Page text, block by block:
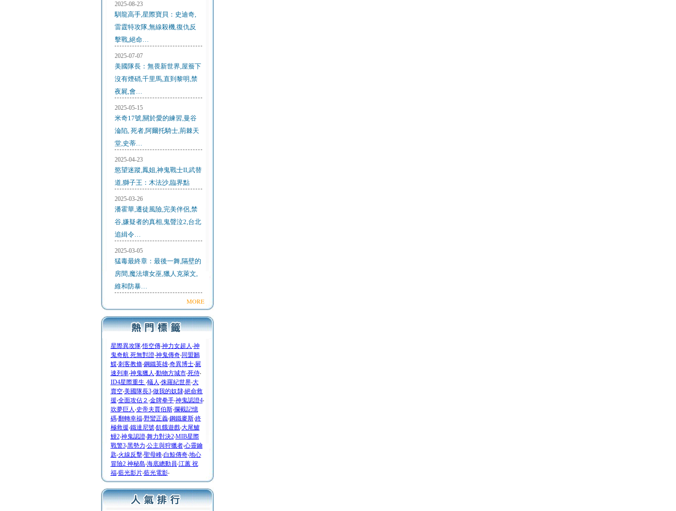
2025-08-23
馴龍高手,星際寶貝：史迪奇,
雷霆特攻隊,無線殺機,復仇反
擊戰,絕命…
2025-07-07
美國隊長：無畏新世界,屋簷下
沒有煙硝,千里馬,直到黎明,禁
夜屍,會…
2025-05-15
米奇17號,關於愛的練習,曼谷
淪陷, 死者,阿爾托騎士,荊棘天
堂,史蒂…
2025-04-23
慾望迷蹤,鳳姐,神鬼戰士II,武替
道,獅子王：木法沙,臨界點
2025-03-26
潘霍華,遷徒風險,完美伴侶,禁
谷,嫌疑者的真相,鬼聲泣2,台北
追緝令…
2025-03-05
猛毒最終章：最後一舞,隔壁的
房間,魔法壞女巫,獵人克萊文,
維和防暴…
MORE
星際異攻隊‧悟空傳‧神力女超人 ‧神
鬼奇航 死無對證‧神鬼傳奇‧同盟鶼
鰈‧刺客教條‧鋼鐵英雄‧奇異博士‧屍
速列車‧神鬼獵人 ‧動物方城市‧死侍‧
ID4星際重生 ‧蟻人 ‧侏羅紀世界‧大
賣空‧美國隊長3‧做我的奴隸‧絕命救
援‧全面攻佔２ ‧金牌拳手‧神鬼認證4‧
吹夢巨人 ‧史帝夫賈伯斯‧攔截記憶
碼‧翻轉幸福‧野蠻正義‧鋼鐵麥斯‧終
極救援‧鐵達尼號‧飢餓遊戲‧大尾鱸
鰻2‧神鬼認證‧舞力對決2‧MIB星際
戰警3‧黑勢力‧公主與狩獵者‧心靈鑰
匙‧火線反擊‧聖母峰‧白鯨傳奇‧地心
冒險2 神秘島‧海底總動員‧江蕙 祝
福‧藍光影片‧藍光電影‧